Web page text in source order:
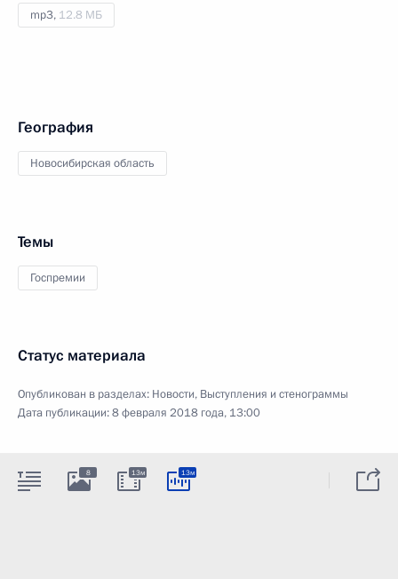
mp3, 12.8 МБ
География
Новосибирская область
Темы
Госпремии
Статус материала
Опубликован в разделах: Новости, Выступления и стенограммы
Дата публикации:8 февраля 2018 года, 13:00
8 13м 13м